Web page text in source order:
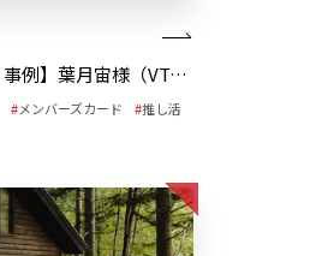
【プラスチックカード作成・事例】葉月宙様（VTuber）メンバーズカード
メンバーズカード 推し活